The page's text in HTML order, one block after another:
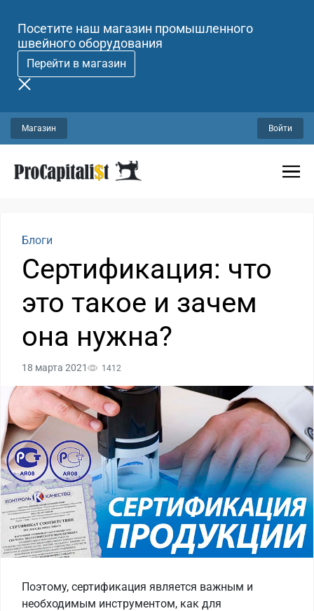
Посетите наш магазин промышленного
швейного оборудования
Перейти в магазин
Магазин Войти
Блоги
Сертификация: что
это такое и зачем
она нужна?
18 марта 2021 1412
Поэтому, сертификация является важным и
необходимым инструментом, как для